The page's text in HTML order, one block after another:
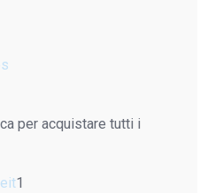
per acquistare tutti i
1